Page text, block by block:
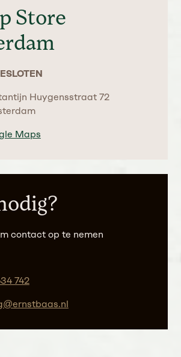
Store
Huygensstraat 72
Maps
contact op te nemen
742